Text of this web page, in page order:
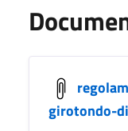
girotondo-